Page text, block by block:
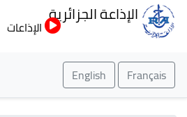
إلى
الإذاعة الجزائرية
الإذاعات
Français
English